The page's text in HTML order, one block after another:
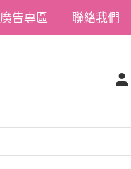
廣告專區 聯絡我們